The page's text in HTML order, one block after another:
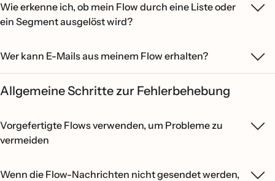
Wie erkenne ich, ob mein Flow durch eine Liste oder
ein Segment ausgelöst wird?
Wer kann E-Mails aus meinem Flow erhalten?
Allgemeine Schritte zur Fehlerbehebung
Vorgefertigte Flows verwenden, um Probleme zu
vermeiden
Wenn die Flow-Nachrichten nicht gesendet werden,